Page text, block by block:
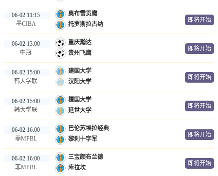
06-02 11:15
墨CIBA
奥布雷贡鹰
托罗斯拉古纳
即将开始
06-02 13:00
中冠
重庆瀚达
贵州飞鹰
即将开始
06-02 15:00
韩大学联
建国大学
汉阳大学
即将开始
06-02 15:00
韩大学联
檀国大学
延世大学
即将开始
06-02 16:00
菲MPBL
巴伦苏埃拉经典
黎刹十字军
即将开始
06-02 16:00
菲MPBL
三宝颜布兰德
库拉坎
即将开始